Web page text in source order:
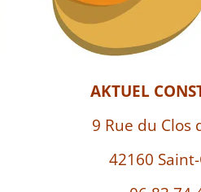
AKTUEL
9 Rue du Clos
42160